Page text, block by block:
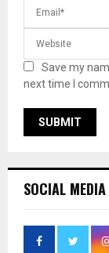
Save my
next time I
SOCIAL MEDIA